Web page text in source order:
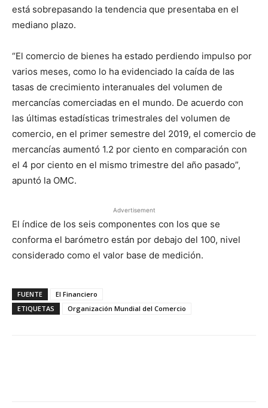
está sobrepasando la tendencia que presentaba en el
mediano plazo.
“El comercio de bienes ha estado perdiendo impulso por
varios meses, como lo ha evidenciado la caída de las
tasas de crecimiento interanuales del volumen de
mercancías comerciadas en el mundo. De acuerdo con
las últimas estadísticas trimestrales del volumen de
comercio, en el primer semestre del 2019, el comercio de
mercancías aumentó 1.2 por ciento en comparación con
el 4 por ciento en el mismo trimestre del año pasado”,
apuntó la OMC.
Advertisement
El índice de los seis componentes con los que se
conforma el barómetro están por debajo del 100, nivel
considerado como el valor base de medición.
FUENTE
El Financiero
ETIQUETAS
Organización Mundial del Comercio